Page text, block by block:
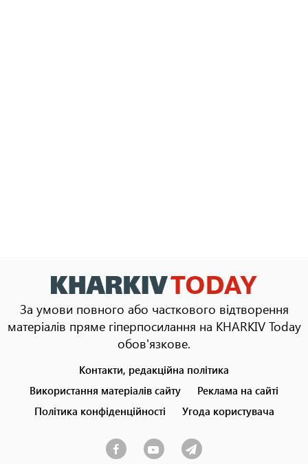
За умови повного або часткового відтворення
матеріалів пряме гіперпосилання на KHARKIV Today
обов'язкове.
menu
Контакти, редакційна політика
Використання матеріалів сайту
Реклама на сайті
Політика конфіденційності
Угода користувача